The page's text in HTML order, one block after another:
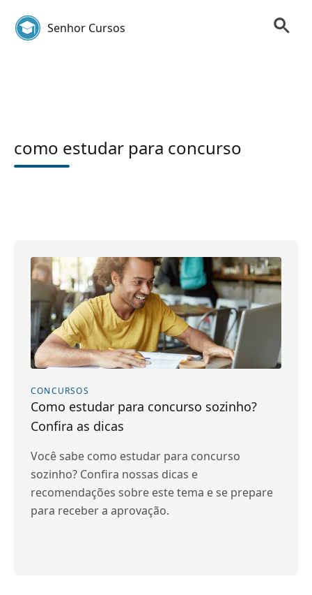
Senhor Cursos
como estudar para concurso
CONCURSOS
Como estudar para concurso sozinho?
Confira as dicas
Você sabe como estudar para concurso
sozinho? Confira nossas dicas e
recomendações sobre este tema e se prepare
para receber a aprovação.